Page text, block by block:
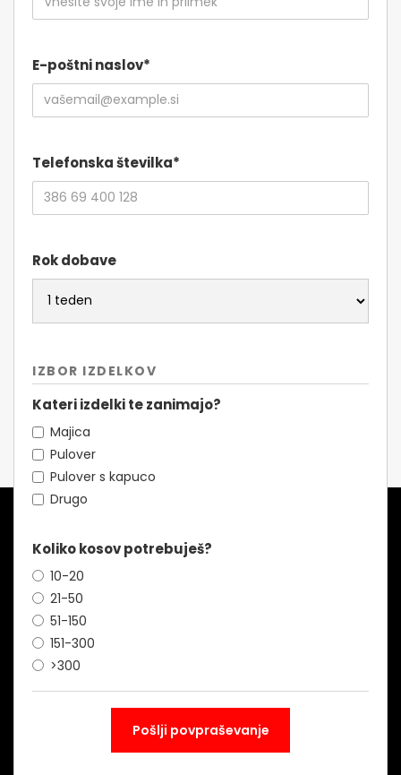
E-poštni naslov*
Telefonska številka*
Rok dobave
IZBOR IZDELKOV
Kateri izdelki te zanimajo?
Majica
Pulover
Pulover s kapuco
Drugo
Koliko kosov potrebuješ?
10-20
21-50
51-150
151-300
>300